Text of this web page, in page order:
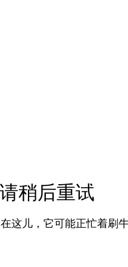
稍后重试
这儿，它可能正忙着刷